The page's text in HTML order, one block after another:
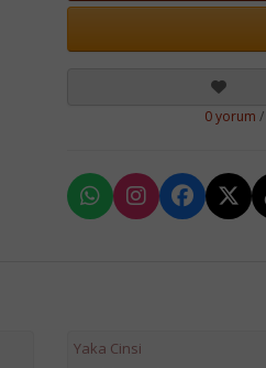
0 yorum /
Yaka Cinsi